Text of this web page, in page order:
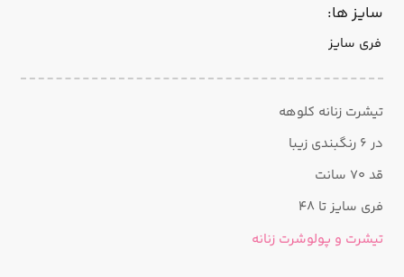
سایز ها:
فری سایز
تیشرت زنانه کلوهه
در ۶ رنگبندی زیبا
قد ۷۰ سانت
فری سایز تا ۴۸
تیشرت و پولوشرت زنانه